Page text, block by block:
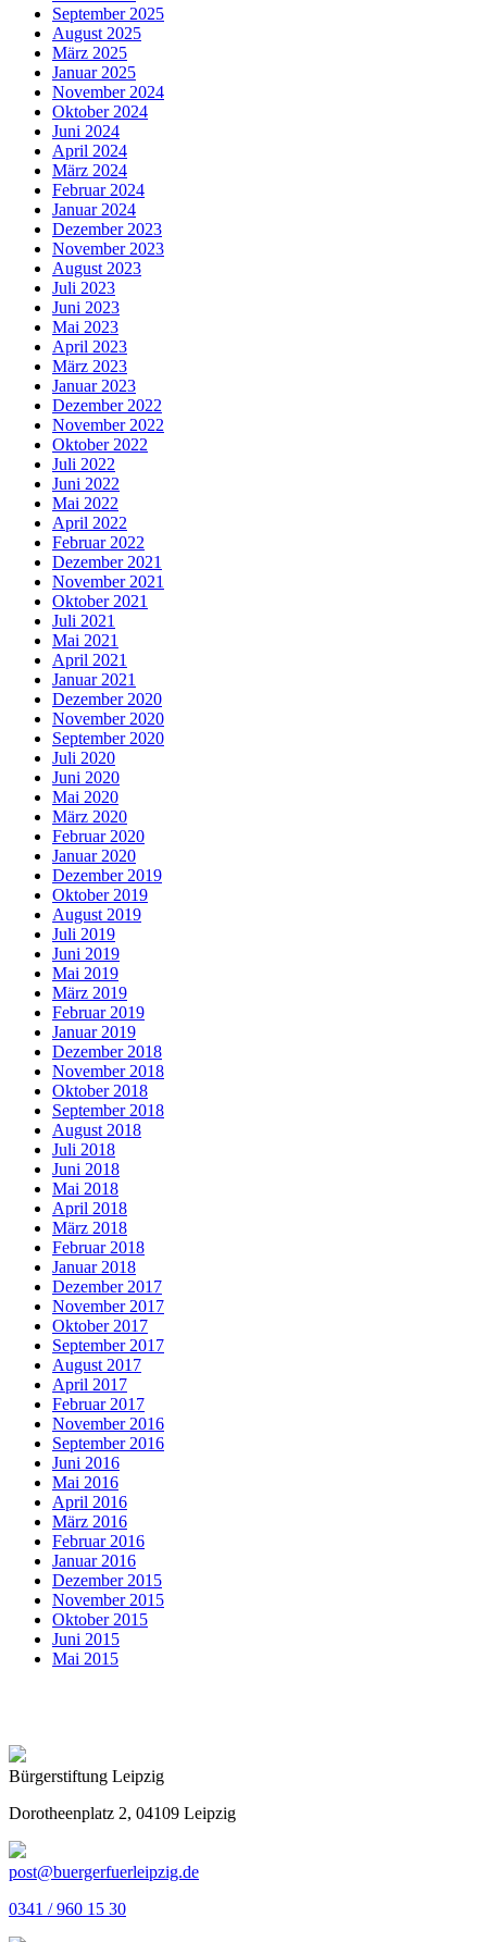
September 2025
August 2025
März 2025
Januar 2025
November 2024
Oktober 2024
Juni 2024
April 2024
März 2024
Februar 2024
Januar 2024
Dezember 2023
November 2023
August 2023
Juli 2023
Juni 2023
Mai 2023
April 2023
März 2023
Januar 2023
Dezember 2022
November 2022
Oktober 2022
Juli 2022
Juni 2022
Mai 2022
April 2022
Februar 2022
Dezember 2021
November 2021
Oktober 2021
Juli 2021
Mai 2021
April 2021
Januar 2021
Dezember 2020
November 2020
September 2020
Juli 2020
Juni 2020
Mai 2020
März 2020
Februar 2020
Januar 2020
Dezember 2019
Oktober 2019
August 2019
Juli 2019
Juni 2019
Mai 2019
März 2019
Februar 2019
Januar 2019
Dezember 2018
November 2018
Oktober 2018
September 2018
August 2018
Juli 2018
Juni 2018
Mai 2018
April 2018
März 2018
Februar 2018
Januar 2018
Dezember 2017
November 2017
Oktober 2017
September 2017
August 2017
April 2017
Februar 2017
November 2016
September 2016
Juni 2016
Mai 2016
April 2016
März 2016
Februar 2016
Januar 2016
Dezember 2015
November 2015
Oktober 2015
Juni 2015
Mai 2015
Bürgerstiftung Leipzig
Dorotheenplatz 2, 04109 Leipzig
post@buergerfuerleipzig.de
0341 / 960 15 30